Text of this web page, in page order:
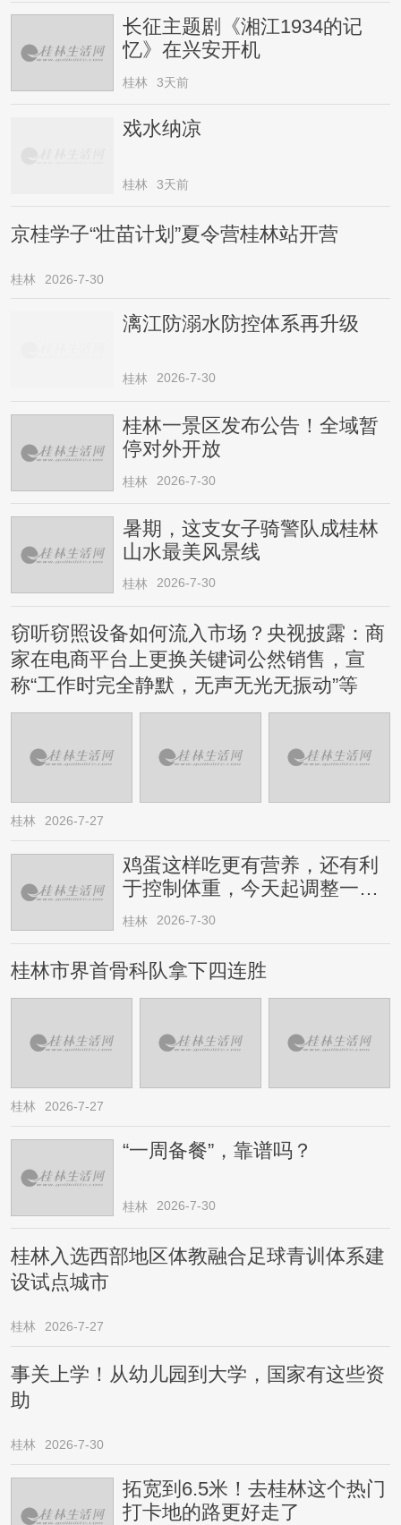
长征主题剧《湘江1934的记
忆》在兴安开机
桂林 3天前
戏水纳凉
桂林 3天前
京桂学子“壮苗计划”夏令营桂林站开营
桂林 2026-7-30
漓江防溺水防控体系再升级
桂林 2026-7-30
桂林一景区发布公告！全域暂
停对外开放
桂林 2026-7-30
暑期，这支女子骑警队成桂林
山水最美风景线
桂林 2026-7-30
窃听窃照设备如何流入市场？央视披露：商
家在电商平台上更换关键词公然销售，宣
称“工作时完全静默，无声无光无振动”等
桂林 2026-7-27
鸡蛋这样吃更有营养，还有利
于控制体重，今天起调整一下
→
桂林 2026-7-30
桂林市界首骨科队拿下四连胜
桂林 2026-7-27
“一周备餐”，靠谱吗？
桂林 2026-7-30
桂林入选西部地区体教融合足球青训体系建
设试点城市
桂林 2026-7-27
事关上学！从幼儿园到大学，国家有这些资
助
桂林 2026-7-30
拓宽到6.5米！去桂林这个热门
打卡地的路更好走了